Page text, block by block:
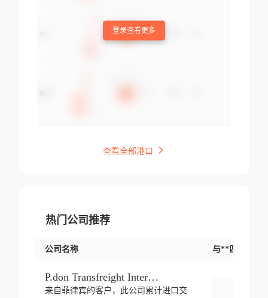
登录查看更多
查看全部港口
热门公司推荐
公司名称 与**匹配交易
P.don Transfreight International
来自菲律宾的客户，此公司累计进口交